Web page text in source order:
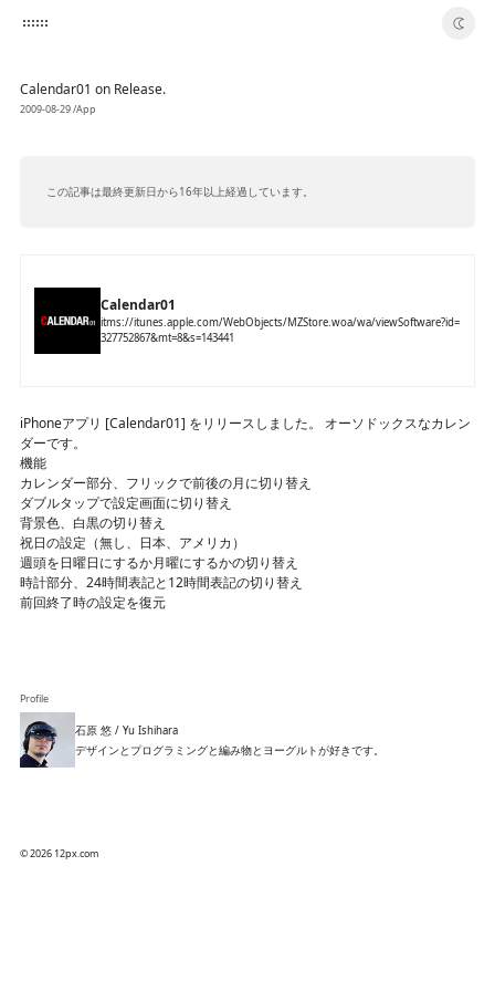
Calendar01 on Release.
2009-08-29/App
この記事は最終更新日から16年以上経過しています。
Calendar01
itms://itunes.apple.com/WebObjects/MZStore.woa/wa/viewSoftware?id=
327752867&mt=8&s=143441
iPhoneアプリ [Calendar01] をリリースしました。 オーソドックスなカレン
ダーです。
機能
カレンダー部分、フリックで前後の月に切り替え
ダブルタップで設定画面に切り替え
背景色、白黒の切り替え
祝日の設定（無し、日本、アメリカ）
週頭を日曜日にするか月曜にするかの切り替え
時計部分、24時間表記と12時間表記の切り替え
前回終了時の設定を復元
Profile
石原 悠 / Yu Ishihara
デザインとプログラミングと編み物とヨーグルトが好きです。
© 2026 12px.com